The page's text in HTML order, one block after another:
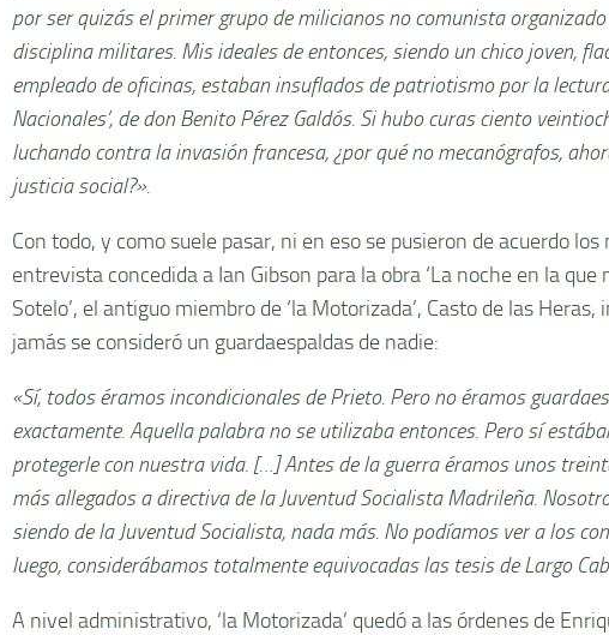
por ser quizás el primer grupo de milicianos no comunista
disciplina militares. Mis ideales de entonces, siendo un chico joven,
empleado de oficinas, estaban insuflados de patriotismo por la
Nacionales’, de don Benito Pérez Galdós. Si hubo curas ciento
luchando contra la invasión francesa, ¿por qué no mecanógrafos,
justicia social?».
Con todo, y como suele pasar, ni en eso se pusieron de acuerdo
entrevista concedida a Ian Gibson para la obra ‘La noche en la que
Sotelo’, el antiguo miembro de ‘la Motorizada’, Casto de las Heras,
jamás se consideró un guardaespaldas de nadie:
«Sí, todos éramos incondicionales de Prieto. Pero no éramos
exactamente. Aquella palabra no se utilizaba entonces. Pero sí
protegerle con nuestra vida. […] Antes de la guerra éramos unos
más allegados a directiva de la Juventud Socialista Madrileña.
siendo de la Juventud Socialista, nada más. No podíamos ver a los
luego, considerábamos totalmente equivocadas las tesis de Largo
A nivel administrativo, ‘la Motorizada’ quedó a las órdenes de